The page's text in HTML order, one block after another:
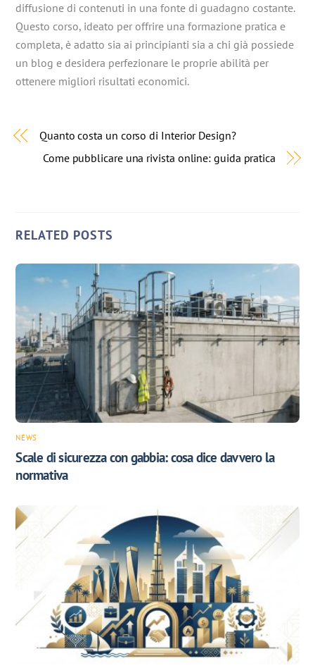
diffusione di contenuti in una fonte di guadagno costante.
Questo corso, ideato per offrire una formazione pratica e
completa, è adatto sia ai principianti sia a chi già possiede
un blog e desidera perfezionare le proprie abilità per
ottenere migliori risultati economici.
Quanto costa un corso di Interior Design?
Come pubblicare una rivista online: guida pratica
RELATED POSTS
NEWS
Scale di sicurezza con gabbia: cosa dice davvero la
normativa